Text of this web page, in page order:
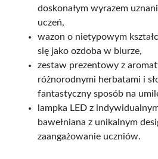
doskonałym wyrazem
uczeń,
wazon o nietypowym
się jako ozdoba w biurze,
zestaw prezentowy z
różnorodnymi herbatami i
fantastyczny sposób na
lampka LED z
bawełniana z unikalnym
zaangażowanie uczniów.